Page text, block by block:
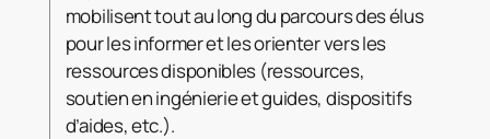
mobilisent tout au long du parcours des élus
pour les informer et les orienter vers les
ressources disponibles (ressources,
soutien en ingénierie et guides, dispositifs
d’aides, etc.).